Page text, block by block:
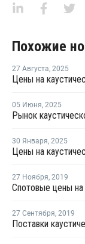
Похожие
27 Августа, 2025
05 Июня, 2025
30 Января, 2025
Цены на
27 Ноября, 2019
27 Сентября, 2019